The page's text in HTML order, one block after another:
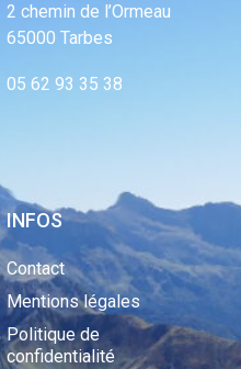
2 chemin de l’Ormeau
65000 Tarbes
05 62 93 35 38
INFOS
Contact
Mentions légales
Politique de
confidentialité